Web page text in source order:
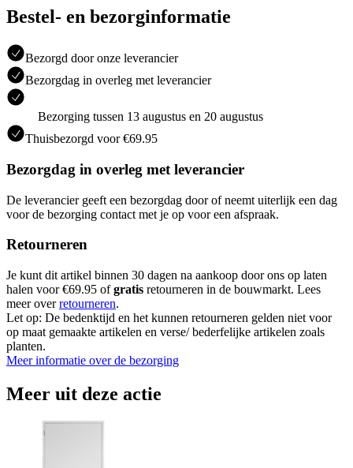
Bestel- en bezorginformatie
Bezorgd door onze leverancier
Bezorgdag in overleg met leverancier
Bezorging tussen 13 augustus en 20 augustus
Thuisbezorgd voor €69.95
Bezorgdag in overleg met leverancier
De leverancier geeft een bezorgdag door of neemt uiterlijk een dag
voor de bezorging contact met je op voor een afspraak.
Retourneren
Je kunt dit artikel binnen 30 dagen na aankoop door ons op laten
halen voor €69.95 ofgratis retourneren in de bouwmarkt. Lees
meer overretourneren.
Let op: De bedenktijd en het kunnen retourneren gelden niet voor
op maat gemaakte artikelen en verse/ bederfelijke artikelen zoals
planten.
Meer informatie over de bezorging
Meer uit deze actie